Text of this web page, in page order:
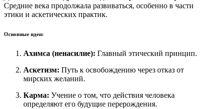
Средние века продолжала развиваться, особенно в части
этики и аскетических практик.
Основные идеи:
Ахимса (ненасилие): Главный этический принцип.
Аскетизм: Путь к освобождению через отказ от
мирских желаний.
Карма: Учение о том, что действия человека
определяют его будущие перерождения.